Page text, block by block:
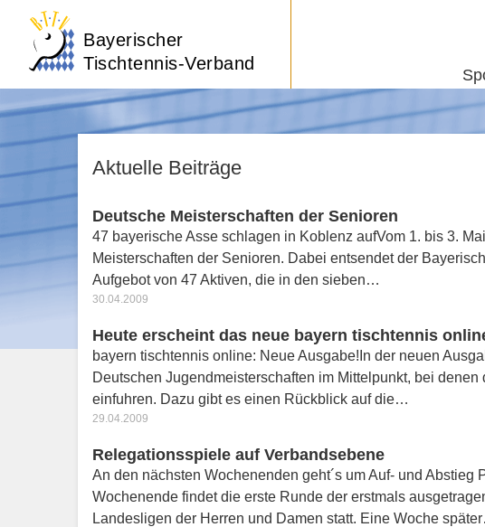
Bayerischer
Tischtennis-Verband
Aktuelle Beiträge
Deutsche Meisterschaften der Senioren
47 bayerische Asse schlagen in Koblenz aufVom 1. bis 3.
Meisterschaften der Senioren. Dabei entsendet der
Aufgebot von 47 Aktiven, die in den sieben…
30.04.2009
Heute erscheint das neue bayern tischtennis
bayern tischtennis online: Neue Ausgabe!In der neuen
Deutschen Jugendmeisterschaften im Mittelpunkt, bei
einfuhren. Dazu gibt es einen Rückblick auf die…
29.04.2009
Relegationsspiele auf Verbandsebene
An den nächsten Wochenenden geht´s um Auf- und Abstieg
Wochenende findet die erste Runde der erstmals
Landesligen der Herren und Damen statt. Eine Woche